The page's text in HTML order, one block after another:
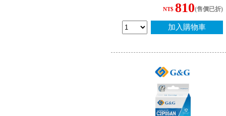
NT$ 810(售價已折)
加入購物車